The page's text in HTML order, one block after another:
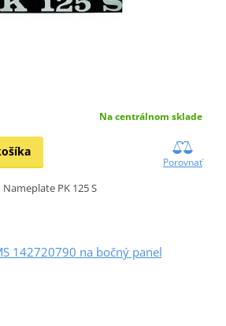
Na centrálnom sklade
Porovnať
Nameplate PK 125 S
142720790 na bočný panel